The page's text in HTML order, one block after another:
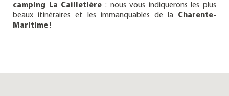
camping La Cailletière : nous vous indiquerons les plus
beaux itinéraires et les immanquables de la Charente-
Maritime!